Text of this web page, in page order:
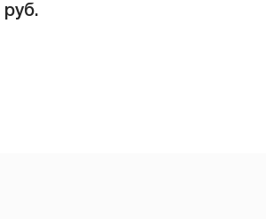
руб.